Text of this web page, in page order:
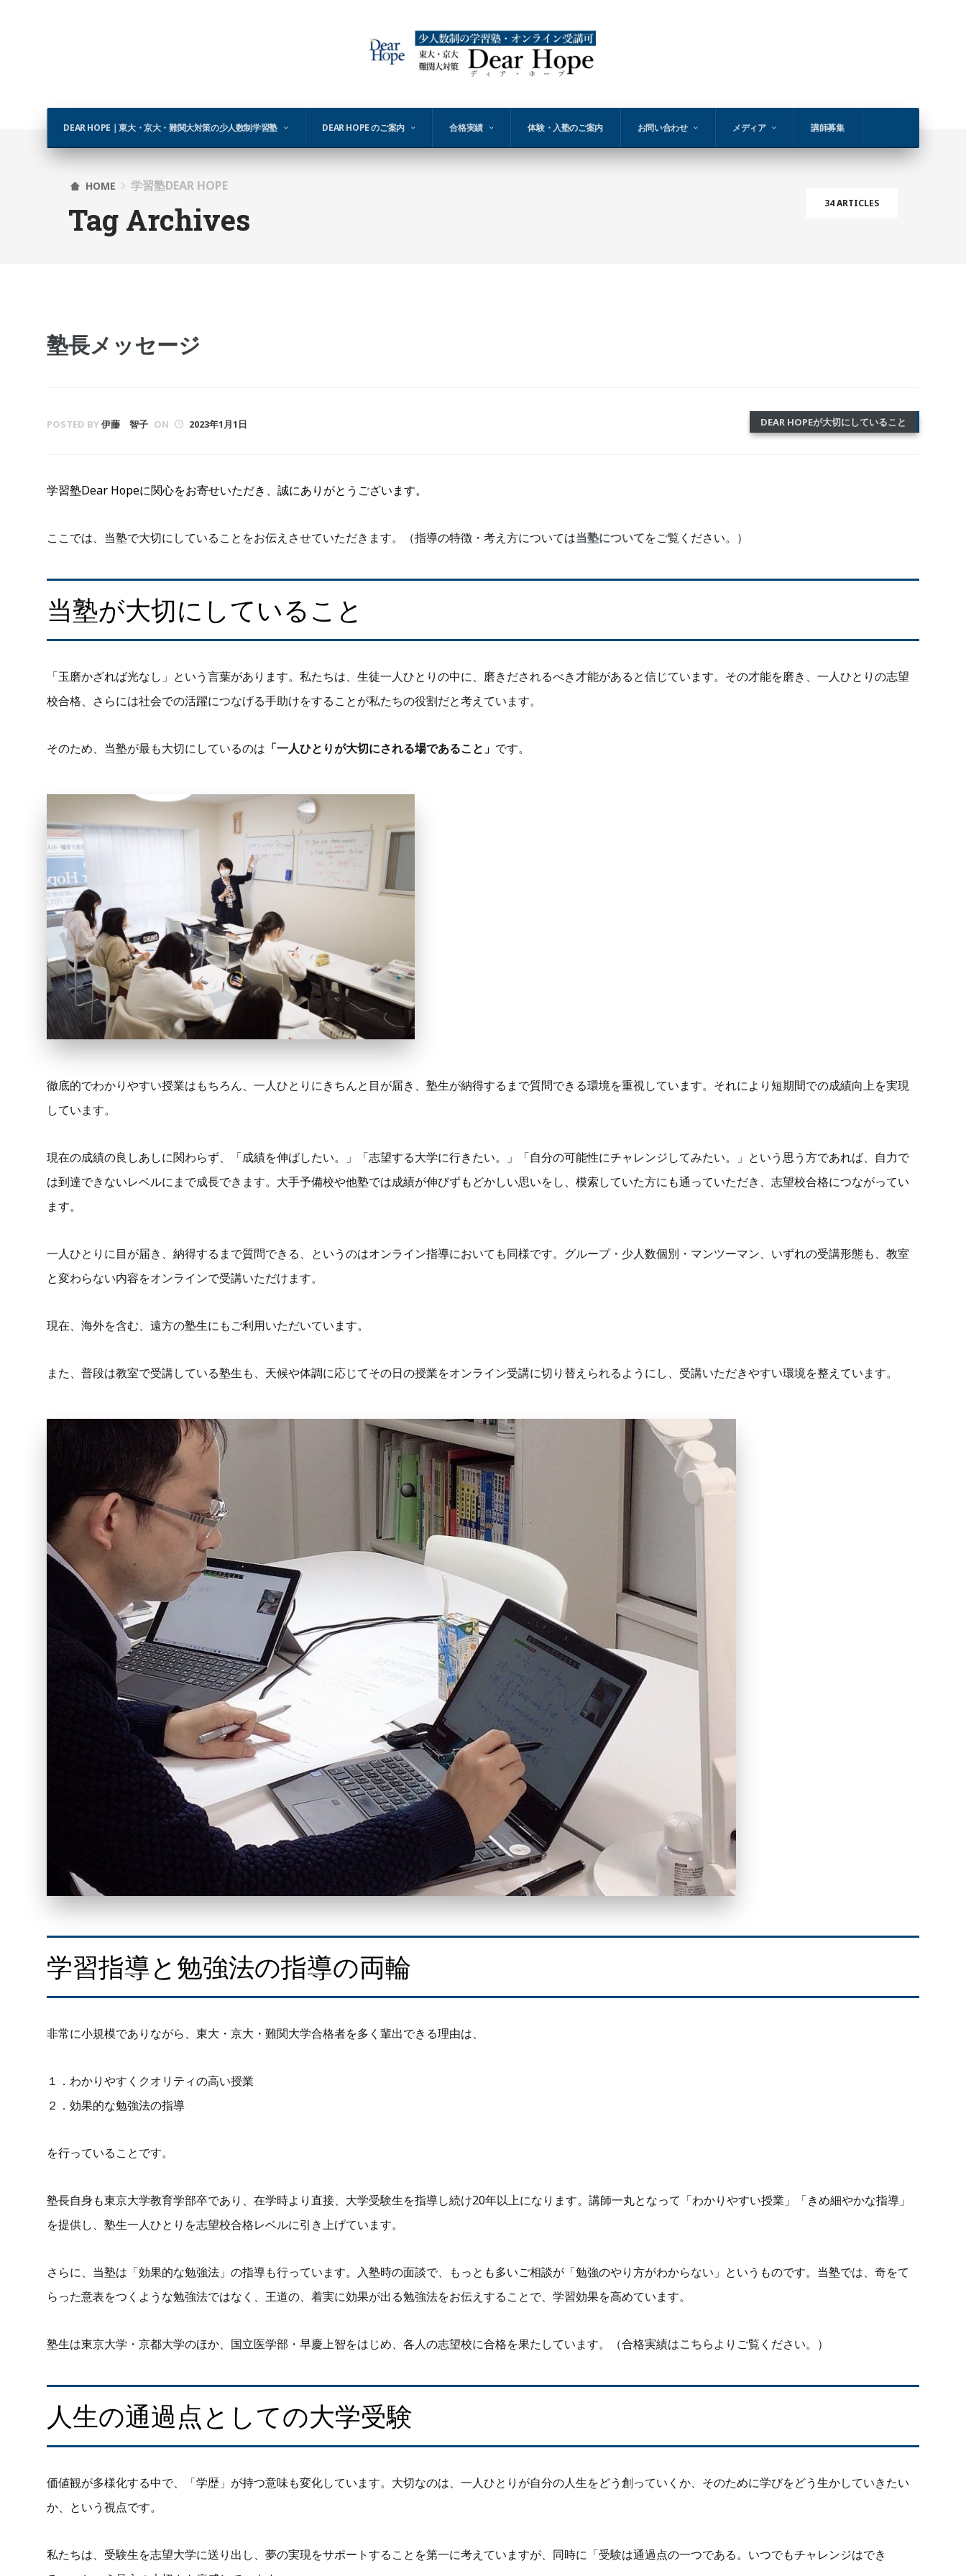
DEAR HOPE｜東大・京大・難関大対策の少人数制学習塾 DEAR HOPE のご案内 合格実績 体験・入塾のご案内 お問い合わせ メディア 講師募集
HOME 学習塾DEAR HOPE
Tag Archives 34 ARTICLES
塾長メッセージ
POSTED BY伊藤 智子 ON 2023年1月1日 DEAR HOPEが大切にしていること
学習塾Dear Hopeに関心をお寄せいただき、誠にありがとうございます。
ここでは、当塾で大切にしていることをお伝えさせていただきます。（指導の特徴・考え方については当塾についてをご覧ください。）
当塾が大切にしていること
「玉磨かざれば光なし」という言葉があります。私たちは、生徒一人ひとりの中に、磨きだされるべき才能があると信じています。その才能を磨き、一人ひとりの志望
校合格、さらには社会での活躍につなげる手助けをすることが私たちの役割だと考えています。
そのため、当塾が最も大切にしているのは 「一人ひとりが大切にされる場であること」 です。
徹底的でわかりやすい授業はもちろん、一人ひとりにきちんと目が届き、塾生が納得するまで質問できる環境を重視しています。それにより短期間での成績向上を実現
しています。
現在の成績の良しあしに関わらず、「成績を伸ばしたい。」「志望する大学に行きたい。」「自分の可能性にチャレンジしてみたい。」という思う方であれば、自力で
は到達できないレベルにまで成長できます。大手予備校や他塾では成績が伸びずもどかしい思いをし、模索していた方にも通っていただき、志望校合格につながってい
ます。
一人ひとりに目が届き、納得するまで質問できる、というのはオンライン指導においても同様です。グループ・少人数個別・マンツーマン、いずれの受講形態も、教室
と変わらない内容をオンラインで受講いただけます。
現在、海外を含む、遠方の塾生にもご利用いただいています。
また、普段は教室で受講している塾生も、天候や体調に応じてその日の授業をオンライン受講に切り替えられるようにし、受講いただきやすい環境を整えています。
学習指導と勉強法の指導の両輪
非常に小規模でありながら、東大・京大・難関大学合格者を多く輩出できる理由は、
１．わかりやすくクオリティの高い授業
２．効果的な勉強法の指導
を行っていることです。
塾長自身も東京大学教育学部卒であり、在学時より直接、大学受験生を指導し続け20年以上になります。講師一丸となって「わかりやすい授業」「きめ細やかな指導」
を提供し、塾生一人ひとりを志望校合格レベルに引き上げています。
さらに、当塾は「効果的な勉強法」の指導も行っています。入塾時の面談で、もっとも多いご相談が「勉強のやり方がわからない」というものです。当塾では、奇をて
らった意表をつくような勉強法ではなく、王道の、着実に効果が出る勉強法をお伝えすることで、学習効果を高めています。
塾生は東京大学・京都大学のほか、国立医学部・早慶上智をはじめ、各人の志望校に合格を果たしています。（合格実績はこちらよりご覧ください。）
人生の通過点としての大学受験
価値観が多様化する中で、「学歴」が持つ意味も変化しています。大切なのは、一人ひとりが自分の人生をどう創っていくか、そのために学びをどう生かしていきたい
か、という視点です。
私たちは、受験生を志望大学に送り出し、夢の実現をサポートすることを第一に考えていますが、同時に「受験は通過点の一つである。いつでもチャレンジはでき